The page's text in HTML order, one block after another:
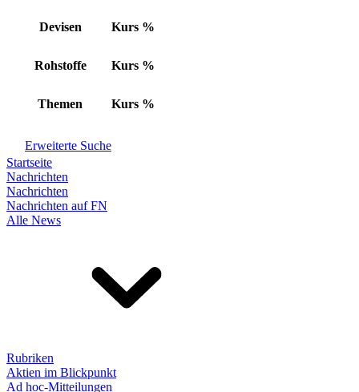
Devisen Kurs %
Rohstoffe Kurs %
Themen Kurs %
Erweiterte Suche
Startseite
Nachrichten
Nachrichten
Nachrichten auf FN
Alle News
Rubriken
Aktien im Blickpunkt
Ad hoc-Mitteilungen